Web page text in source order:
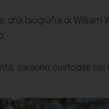
una biografia di William
saranno custodite nei